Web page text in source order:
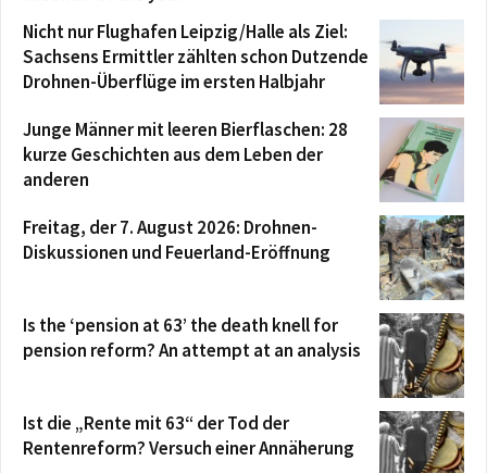
Nicht nur Flughafen Leipzig/Halle als Ziel:
Sachsens Ermittler zählten schon Dutzende
Drohnen-Überflüge im ersten Halbjahr
Junge Männer mit leeren Bierflaschen: 28
kurze Geschichten aus dem Leben der
anderen
Freitag, der 7. August 2026: Drohnen-
Diskussionen und Feuerland-Eröffnung
Is the ‘pension at 63’ the death knell for
pension reform? An attempt at an analysis
Ist die „Rente mit 63“ der Tod der
Rentenreform? Versuch einer Annäherung